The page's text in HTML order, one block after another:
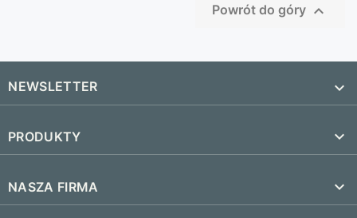
Powrót do góry 
NEWSLETTER 
PRODUKTY 
Najczęściej kupowane
NASZA FIRMA 